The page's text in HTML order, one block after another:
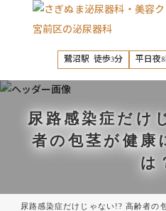
鷺沼駅 徒歩3分 平日夜
尿路感染症だけ
者の包茎が健康
は
尿路感染症だけじゃない!? 高齢者の